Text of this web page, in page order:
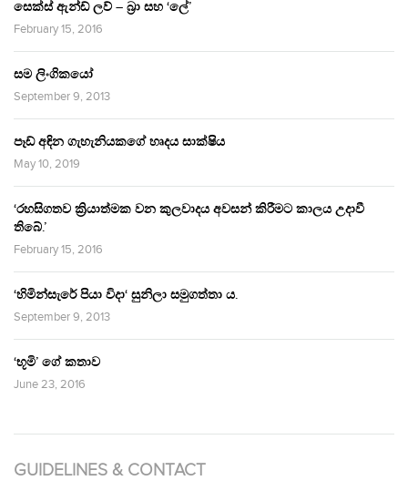
සෙක්ස් ඇන්ඩ් ලව් – බ්‍රා සහ ‘ලේ’
February 15, 2016
සම ලිංගිකයෝ
September 9, 2013
පෑඩ් අඳින ගැහැනියකගේ හෘදය සාක්ෂිය
May 10, 2019
‘රහසිගතව ක්‍රියාත්මක වන කුලවාදය අවසන් කිරීමට කාලය උදාවී
තිබේ.’
February 15, 2016
‘හිමින්සැරේ පියා විදා‘ සුනිලා සමුගත්තා ය.
September 9, 2013
‘භූමි’ ගේ කතාව
June 23, 2016
GUIDELINES & CONTACT